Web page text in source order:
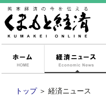
トップ ＞ 経済ニュース